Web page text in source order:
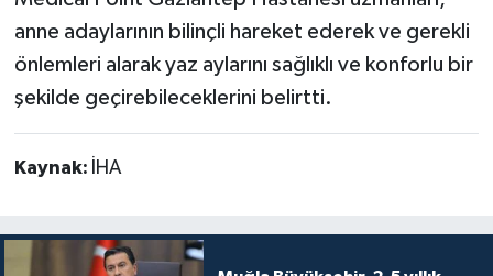
anne adaylarının bilinçli hareket ederek ve gerekli
önlemleri alarak yaz aylarını sağlıklı ve konforlu bir
şekilde geçirebileceklerini belirtti.
Kaynak: İHA